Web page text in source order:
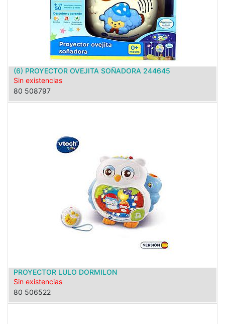
(6) PROYECTOR OVEJITA SOÑADORA 244645
Sin existencias
80 508797
PROYECTOR LULO DORMILON
Sin existencias
80 506522